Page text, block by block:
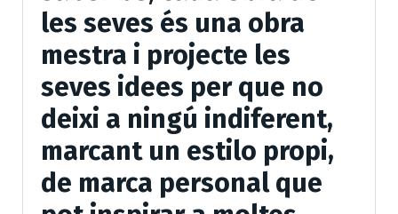
les seves és una obra
mestra i projecte les
seves idees per que no
deixi a ningú indiferent,
marcant un estilo propi,
de marca personal que